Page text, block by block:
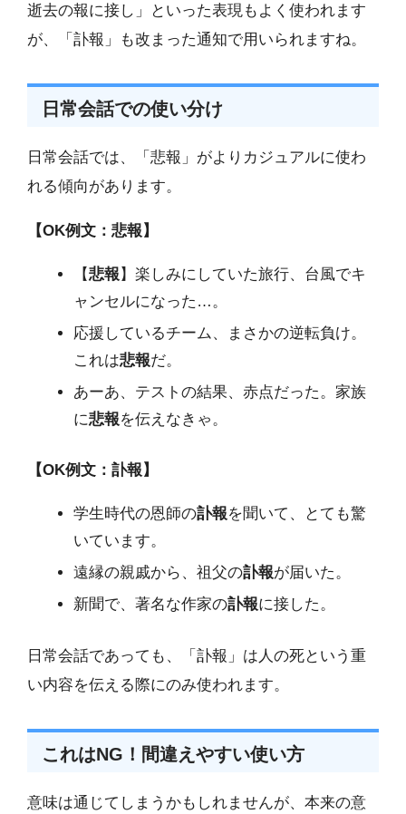
逝去の報に接し」といった表現もよく使われます
が、「訃報」も改まった通知で用いられますね。
日常会話での使い分け
日常会話では、「悲報」がよりカジュアルに使わ
れる傾向があります。
【OK例文：悲報】
【悲報 】楽しみにしていた旅行、台風でキ
ャンセルになった…。
応援しているチーム、まさかの逆転負け。
これは悲報だ。
あーあ、テストの結果、赤点だった。家族
に悲報を伝えなきゃ。
【OK例文：訃報】
学生時代の恩師の訃報を聞いて、とても驚
いています。
遠縁の親戚から、祖父の訃報が届いた。
新聞で、著名な作家の訃報に接した。
日常会話であっても、「訃報」は人の死という重
い内容を伝える際にのみ使われます。
これはNG！間違えやすい使い方
意味は通じてしまうかもしれませんが、本来の意